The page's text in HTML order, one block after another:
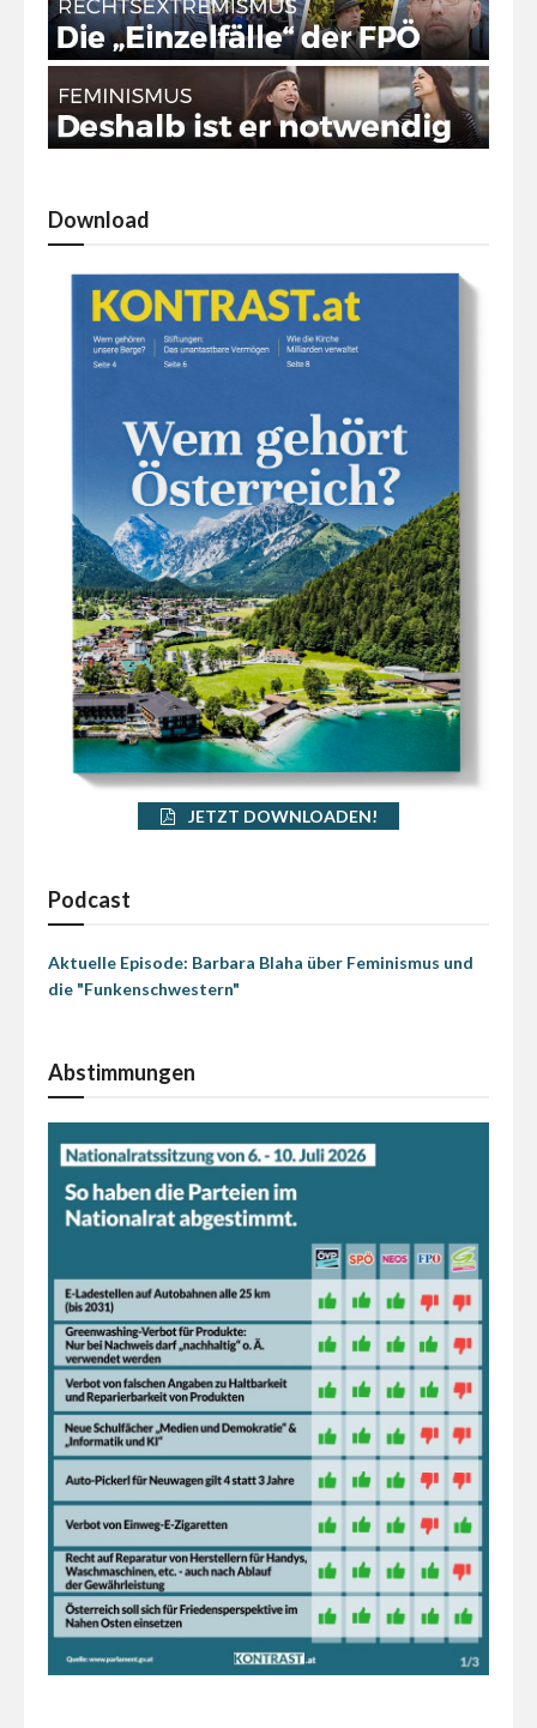
Download
JETZT DOWNLOADEN!
Podcast
Aktuelle Episode: Barbara Blaha über Feminismus und
die "Funkenschwestern"
Abstimmungen